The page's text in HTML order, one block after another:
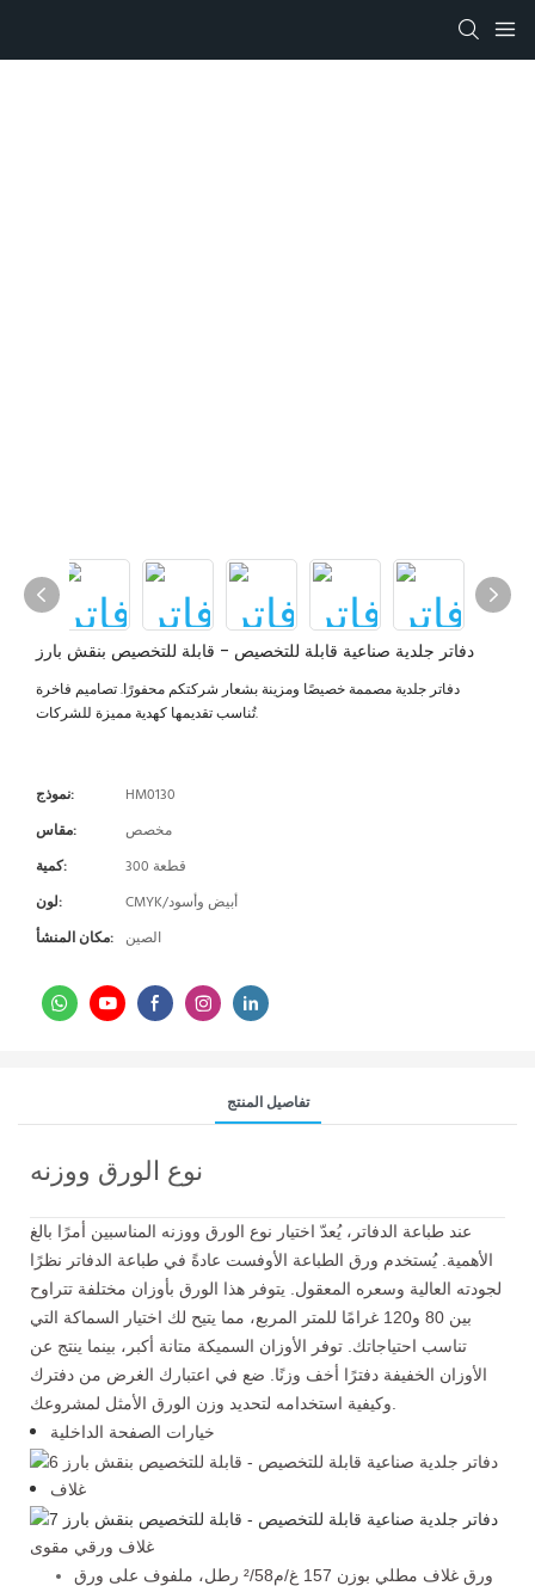
دفاتر جلدية صناعية قابلة للتخصيص - قابلة للتخصيص بنقش بارز
دفاتر جلدية مصممة خصيصًا ومزينة بشعار شركتكم محفورًا. تصاميم فاخرة
تُناسب تقديمها كهدية مميزة للشركات.
نموذج:
HM0130
مقاس:
مخصص
كمية:
300 قطعة
لون:
CMYK/أبيض وأسود
مكان المنشأ: الصين
تفاصيل المنتج
نوع الورق ووزنه
عند طباعة الدفاتر، يُعدّ اختيار نوع الورق ووزنه المناسبين أمرًا بالغ
الأهمية. يُستخدم ورق الطباعة الأوفست عادةً في طباعة الدفاتر نظرًا
لجودته العالية وسعره المعقول. يتوفر هذا الورق بأوزان مختلفة تتراوح
بين 80 و120 غرامًا للمتر المربع، مما يتيح لك اختيار السماكة التي
تناسب احتياجاتك. توفر الأوزان السميكة متانة أكبر، بينما ينتج عن
الأوزان الخفيفة دفترًا أخف وزنًا. ضع في اعتبارك الغرض من دفترك
خيارات الصفحة الداخلية
غلاف
غلاف ورقي مقوى
ورق غلاف مطلي بوزن 157 غ/م²/58 رطل، ملفوف على ورق